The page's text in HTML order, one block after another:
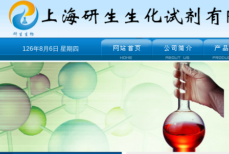
126年8月6日 星期四